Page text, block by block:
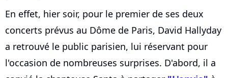
En effet, hier soir, pour le premier de ses deux
concerts prévus au Dôme de Paris, David Hallyday
a retrouvé le public parisien, lui réservant pour
l'occasion de nombreuses surprises. D'abord, il a